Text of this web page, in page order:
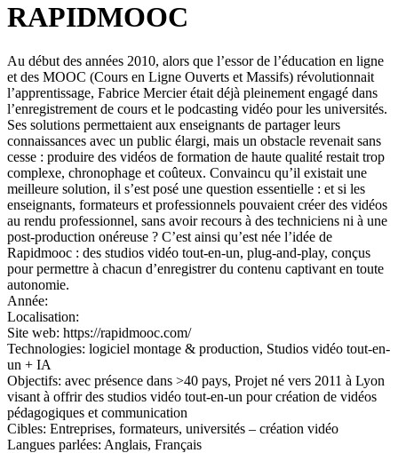
RAPIDMOOC
Au début des années 2010, alors que l’essor de l’éducation en ligne
et des MOOC (Cours en Ligne Ouverts et Massifs) révolutionnait
l’apprentissage, Fabrice Mercier était déjà pleinement engagé dans
l’enregistrement de cours et le podcasting vidéo pour les universités.
Ses solutions permettaient aux enseignants de partager leurs
connaissances avec un public élargi, mais un obstacle revenait sans
cesse : produire des vidéos de formation de haute qualité restait trop
complexe, chronophage et coûteux. Convaincu qu’il existait une
meilleure solution, il s’est posé une question essentielle : et si les
enseignants, formateurs et professionnels pouvaient créer des vidéos
au rendu professionnel, sans avoir recours à des techniciens ni à une
post-production onéreuse ? C’est ainsi qu’est née l’idée de
Rapidmooc : des studios vidéo tout-en-un, plug-and-play, conçus
pour permettre à chacun d’enregistrer du contenu captivant en toute
autonomie.
Année:
Localisation:
Site web: https://rapidmooc.com/
Technologies: logiciel montage & production, Studios vidéo tout-en-
un + IA
Objectifs: avec présence dans >40 pays, Projet né vers 2011 à Lyon
visant à offrir des studios vidéo tout-en-un pour création de vidéos
pédagogiques et communication
Cibles: Entreprises, formateurs, universités – création vidéo
Langues parlées: Anglais, Français